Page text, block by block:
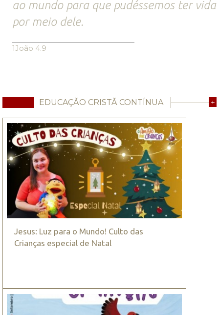
ao mundo para que pudéssemos ter vida
por meio dele.
1João 4.9
EDUCAÇÃO CRISTÃ CONTÍNUA +
Jesus: Luz para o Mundo! Culto das
Crianças especial de Natal